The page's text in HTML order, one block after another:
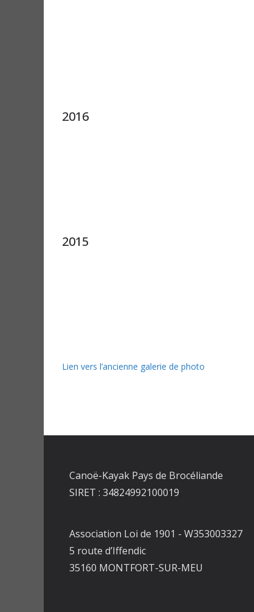
2016
2015
Lien vers l’ancienne galerie de photo
Canoë-Kayak Pays de Brocéliande
SIRET : 34824992100019
Association Loi de 1901 - W353003327
5 route d’Iffendic
35160 MONTFORT-SUR-MEU